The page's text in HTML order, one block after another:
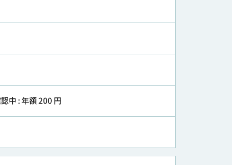
中 : 年額 200 円